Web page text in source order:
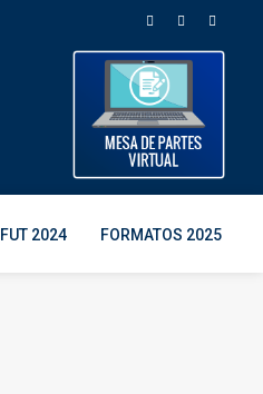
FUT 2024 FORMATOS 2025